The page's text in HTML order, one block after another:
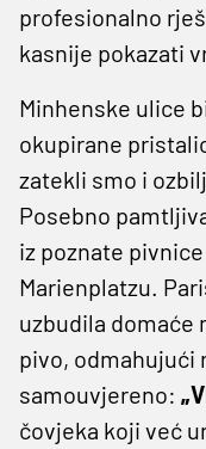
profesionalno
kasnije pokazati
Minhenske ulice
okupirane
zatekli smo i
Posebno
iz poznate
Marienplatzu.
uzbudila domaće
pivo, odmahujući
samouvjereno:
čovjeka koji već